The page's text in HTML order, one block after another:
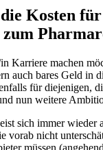
Kosten
Karriere machen
auch bares Geld in
für diejenigen,
nun weitere
sich immer wieder
vorab nicht
müssen